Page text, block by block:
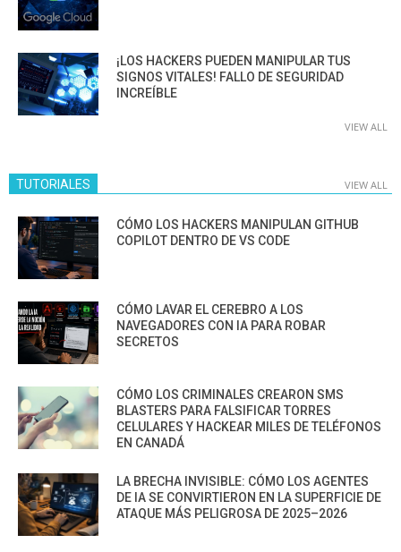
¡LOS HACKERS PUEDEN MANIPULAR TUS
SIGNOS VITALES! FALLO DE SEGURIDAD
INCREÍBLE
VIEW ALL
TUTORIALES VIEW ALL
CÓMO LOS HACKERS MANIPULAN GITHUB
COPILOT DENTRO DE VS CODE
CÓMO LAVAR EL CEREBRO A LOS
NAVEGADORES CON IA PARA ROBAR
SECRETOS
CÓMO LOS CRIMINALES CREARON SMS
BLASTERS PARA FALSIFICAR TORRES
CELULARES Y HACKEAR MILES DE TELÉFONOS
EN CANADÁ
LA BRECHA INVISIBLE: CÓMO LOS AGENTES
DE IA SE CONVIRTIERON EN LA SUPERFICIE DE
ATAQUE MÁS PELIGROSA DE 2025–2026